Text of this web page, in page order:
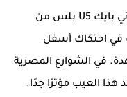
بـارتفاع يبلغ حوالي 15.5 سم فقط، تعاني بايك U5 بلس من
احتكاك أسفل
في الشوارع المصرية
هذا العيب مؤثرًا جدًا.